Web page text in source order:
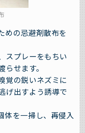
めの忌避剤散布を
スプレーをもちい
せます。
覚の鋭いネズミに
げ出すよう誘導で
体を一掃し、再侵入